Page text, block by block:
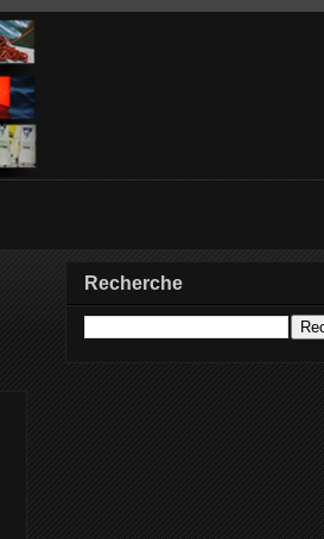
Recherche